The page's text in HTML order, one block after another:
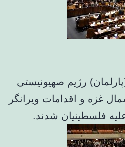
رژیم صهیونیستی
غزه و اقدامات ویرانگر
فلسطینیان شدند.